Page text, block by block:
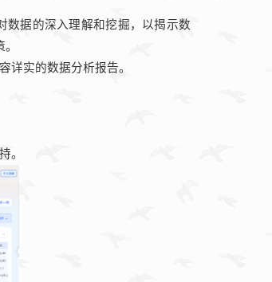
数据的深入理解和挖掘，以揭示数
详实的数据分析报告。
。